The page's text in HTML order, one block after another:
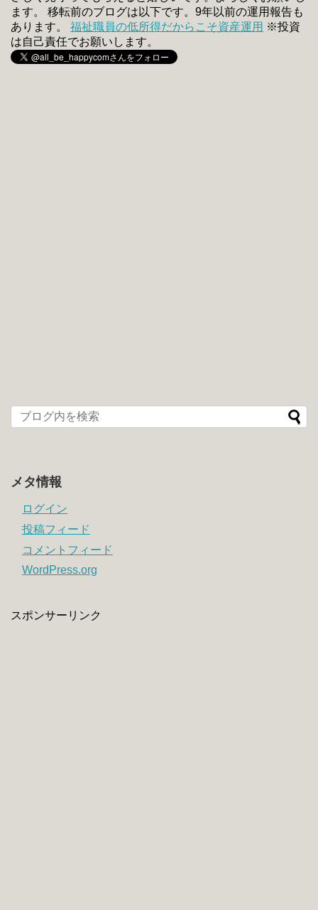
ます。 移転前のブログは以下です。9年以前の運用報告も
あります。 福祉職員の低所得だからこそ資産運用 ※投資
は自己責任でお願いします。
メタ情報
ログイン
投稿フィード
コメントフィード
WordPress.org
スポンサーリンク